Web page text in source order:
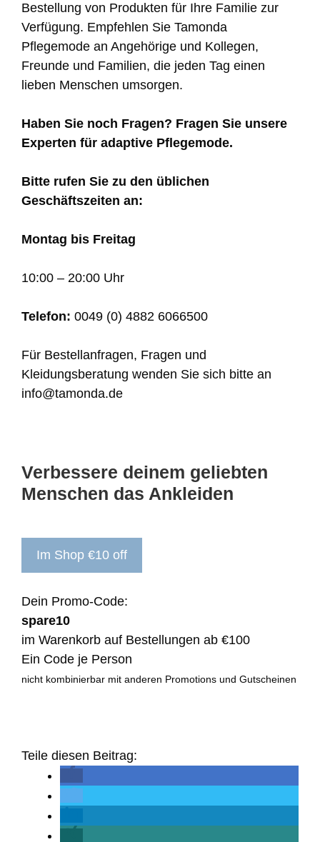
Bestellung von Produkten für Ihre Familie zur
Verfügung. Empfehlen Sie Tamonda
Pflegemode an Angehörige und Kollegen,
Freunde und Familien, die jeden Tag einen
lieben Menschen umsorgen.
Haben Sie noch Fragen? Fragen Sie unsere
Experten für adaptive Pflegemode.
Bitte rufen Sie zu den üblichen
Geschäftszeiten an:
Montag bis Freitag
10:00 – 20:00 Uhr
Telefon: 0049 (0) 4882 6066500
Für Bestellanfragen, Fragen und
Kleidungsberatung wenden Sie sich bitte an
info@tamonda.de
Verbessere deinem geliebten
Menschen das Ankleiden
Im Shop €10 off
Dein Promo-Code:
spare10
im Warenkorb auf Bestellungen ab €100
Ein Code je Person
nicht kombinierbar mit anderen Promotions und Gutscheinen
Teile diesen Beitrag: